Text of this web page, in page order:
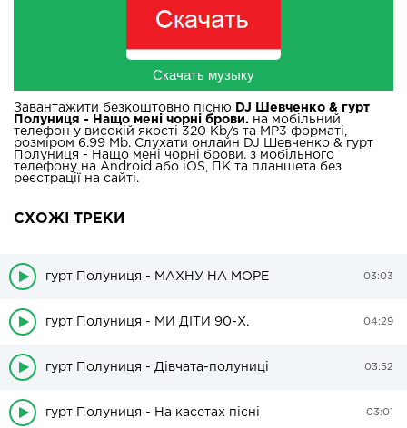
Скачать музыку
Завантажити безкоштовно пісню
DJ Шевченко & гурт
Полуниця - Нащо мені чорні брови. на мобільний
телефон у високій якості 320 Kb/s та MP3 форматі,
розміром 6.99 Mb. Слухати онлайн DJ Шевченко & гурт
Полуниця - Нащо мені чорні брови. з мобільного
телефону на Android або iOS, ПК та планшета без
реєстрації на сайті.
СХОЖІ ТРЕКИ
гурт Полуниця - МАХНУ НА МОРЕ 03:03
гурт Полуниця - МИ ДІТИ 90-Х. 04:29
гурт Полуниця - Дівчата-полуниці 03:52
гурт Полуниця - На касетах пісні 03:01